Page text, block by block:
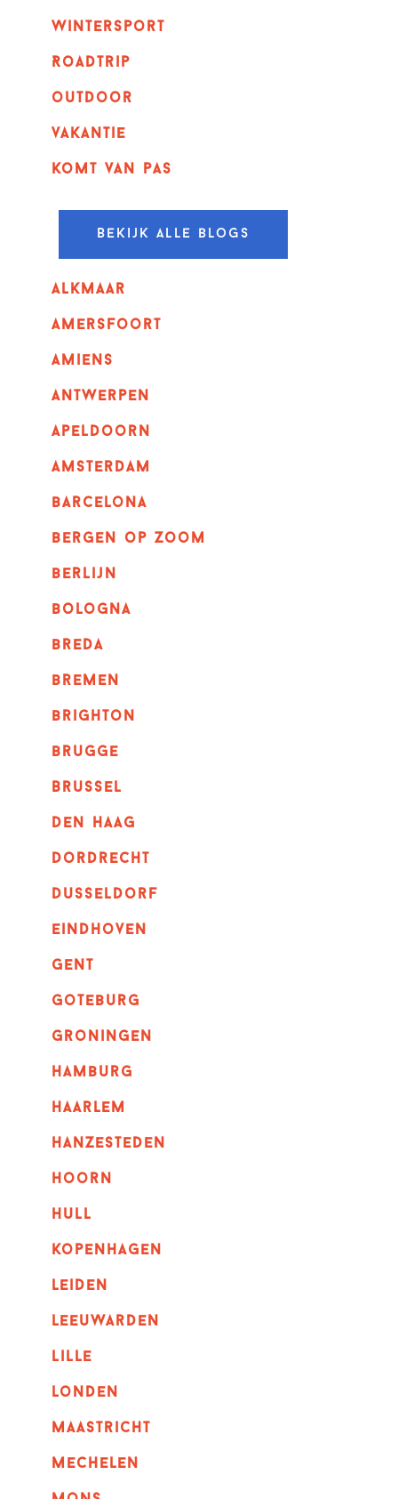
wintersport
Roadtrip
outdoor
vakantie
komt van pas
Bekijk alle blogs
alkmaar
amersfoort
amiens
Antwerpen
apeldoorn
Amsterdam
barcelona
bergen op zoom
berlijn
bologna
breda
bremen
brighton
brugge
Brussel
Den haag
dordrecht
dusseldorf
eindhoven
GENT
goteburg
groningen
hamburg
haarlem
hanzesteden
hoorn
hull
kopenhagen
leiden
leeuwarden
lille
londen
maastricht
mechelen